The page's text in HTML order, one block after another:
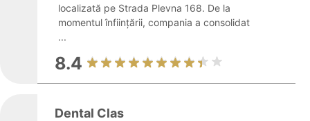
localizată pe Strada Plevna 168. De la
momentul înființării, compania a consolidat
...
8.4
Dental Clas